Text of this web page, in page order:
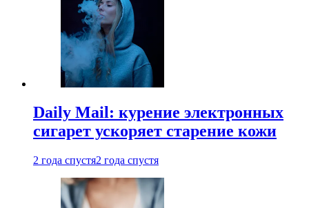
Daily Mail: курение электронных
сигарет ускоряет старение кожи
2 года спустя2 года спустя